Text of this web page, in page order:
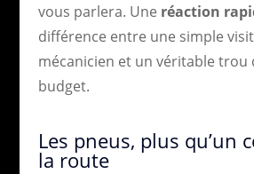
vous parlera. Une réaction
différence entre une simple
mécanicien et un véritable trou
budget.
Les pneus, plus qu’un
la route